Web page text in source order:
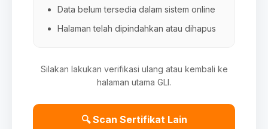
Data belum tersedia dalam sistem online
Halaman telah dipindahkan atau dihapus
Silakan lakukan verifikasi ulang atau kembali ke
halaman utama GLI.
🔍 Scan Sertifikat Lain